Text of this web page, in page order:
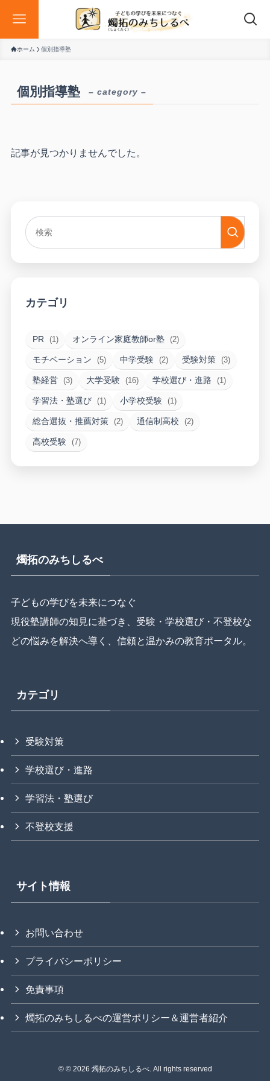
ホーム 個別指導塾
個別指導塾 – category –
記事が見つかりませんでした。
カテゴリ
PR (1) オンライン家庭教師or塾 (2)
モチベーション (5) 中学受験 (2) 受験対策 (3)
塾経営 (3) 大学受験 (16) 学校選び・進路 (1)
学習法・塾選び (1) 小学校受験 (1)
総合選抜・推薦対策 (2) 通信制高校 (2)
高校受験 (7)
燭拓のみちしるべ
子どもの学びを未来につなぐ
現役塾講師の知見に基づき、受験・学校選び・不登校な
どの悩みを解決へ導く、信頼と温かみの教育ポータル。
カテゴリ
受験対策
学校選び・進路
学習法・塾選び
不登校支援
サイト情報
お問い合わせ
プライバシーポリシー
免責事項
燭拓のみちしるべの運営ポリシー＆運営者紹介
©© 2026 燭拓のみちしるべ. All rights reserved